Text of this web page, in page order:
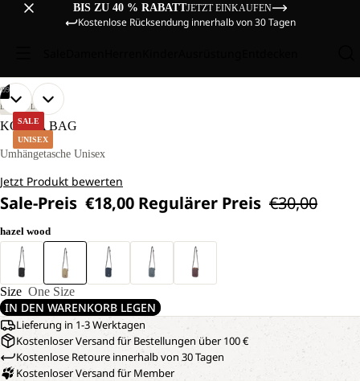
BIS ZU 40 % RABATTJETZT EINKAUFEN
Kostenlose Rücksendung innerhalb von 30 Tagen
SALE
UNISEX
09
BILD
IM
VOLLBILD
ÖFFNEN
BILD
IM
VOLLBILD
ÖFFNEN
BILD
IM
VOLLBILD
ÖFFNEN
BILD
IM
VOLLBILD
ÖFFNEN
BILD
IM
VOLLBILD
ÖFFNEN
BILD
IM
VOLLBILD
ÖFFNEN
BILD
IM
VOLLBILD
ÖFFNEN
BILD
IM
VOLLBILD
ÖFFNEN
BILD
IM
VOLLBILD
ÖFFNEN
LIFESTYLE
KONYA BAG
Umhängetasche Unisex
Jetzt Produkt bewerten
Sale-Preis €18,00 Regulärer Preis €30,00
hazel wood
Size One Size
IN DEN WARENKORB LEGEN
Lieferung in 1-3 Werktagen
Kostenloser Versand für Bestellungen über 100 €
Kostenlose Retoure innerhalb von 30 Tagen
Kostenloser Versand für Member